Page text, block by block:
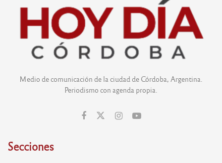
Medio de comunicación de la ciudad de Córdoba, Argentina.
Periodismo con agenda propia.
Secciones